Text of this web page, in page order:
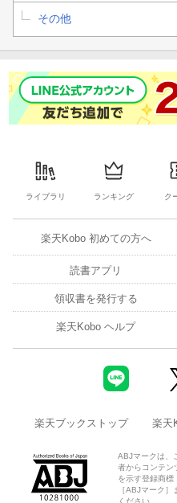
その他
ライブラリ ランキング ク
楽天Kobo 初めての方へ
読書アプリ
領収書を発行する
楽天Kobo ヘルプ
楽天ブックストップ 楽天
ABJマークは、
者からコンテン
を示す登録商
［ABJマーク